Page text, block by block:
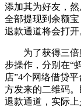
添加其为好友，
全部提现到余额
退款通道将会打开
为了获得三倍
步操作，分别在“
店”4个网络借贷
方发来的二维码
退款通道，实际